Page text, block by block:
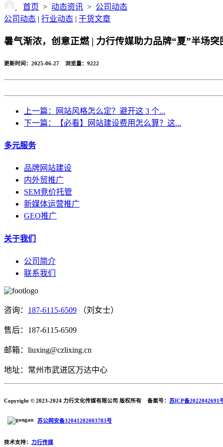
首页 > 动态资讯 > 公司动态
公司动态 | 行业动态 | 干货文章
暑气渐浓，创意正燃 | 力行传媒助力品牌“夏”半场突
更新时间：2025-06-27 浏览量： 9222
上一篇：网站风格怎么定？避开这 3 个...
下一篇：【必看】网站建设费用怎么算？这...
多元服务
品牌网站建设
内外贸推广
SEM竞价托管
新媒体运营推广
GEO推广
关于我们
公司简介
联系我们
咨询： 187-6115-6509 （刘女士）
售后：187-6115-6509
邮箱：liuxing@czlixing.cn
地址：常州市武进区万达中心
Copyright © 2023-2024 力行文化传媒有限公司 版权所有 备案号： 苏ICP备2022042691
苏公网安备32041202003783号
技术支持： 力行传媒